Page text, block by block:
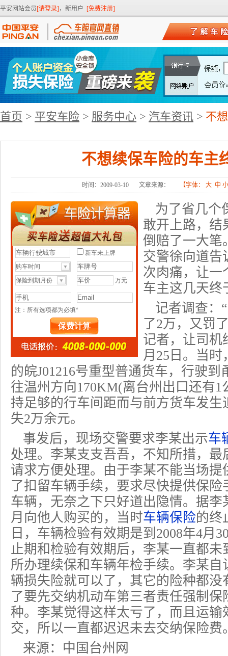
平安网站会员[请登录] ，新用户 [免费注册]
首页 > 平安车险 > 服务中心 > 汽车资讯 > 不
不想续保车险的车主
时间：2009-03-10 文章来源： 【字体： 大 中 小
为了省几个
敢开上路，结
倒赔了一大笔
交警徐向道告
次肉痛，让一
车主这几天终
记者调查：
了2万，又罚
记者，让司机
月25日。当
的皖J01216号重型普通货车，行驶
往温州方向170KM(离台州出口还有
持足够的行车间距而与前方货车发
失2万余元。
事发后，现场交警要求李某出示车
处理。李某支支吾吾，不知所措，
请求方便处理。由于李某不能当场
了扣留车辆手续，要求尽快提供保
车辆，无奈之下只好道出隐情。据李
月向他人购买的，当时车辆保险的终
日，车辆检验有效期是到2008年4月
止期和检验有效期后，李某一直都
所办理续保和车辆年检手续。李某自
辆损失险就可以了，其它的险种都
了要先交纳机动车第三者责任强制
种。李某觉得这样太亏了，而且运输
交，所以一直都迟迟未去交纳保险费
来源：中国台州网